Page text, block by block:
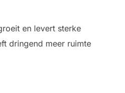
en levert sterke
dringend meer ruimte